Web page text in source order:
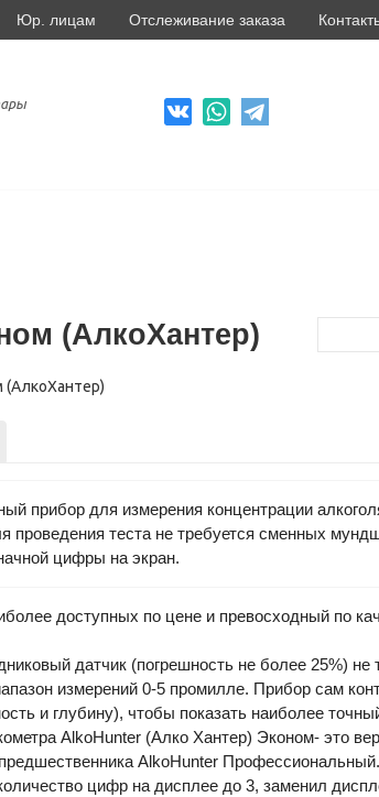
Юр. лицам Отслеживание заказа
(АлкоХантер)
прибор для измерения концентрации
проведения теста не требуется сменных
цифры на экран.
доступных по цене и превосходный по
датчик (погрешность не более 25%) не
измерений 0-5 промилле. Прибор сам
и глубину), чтобы показать наиболее
AlkoHunter (Алко Хантер) Эконом- это
AlkoHunter
цифр на дисплее до 3, заменил